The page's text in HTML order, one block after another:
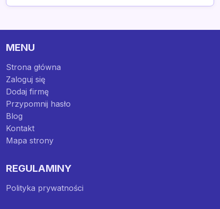
MENU
Strona główna
Zaloguj się
Dodaj firmę
Przypomnij hasło
Blog
Kontakt
Mapa strony
REGULAMINY
Polityka prywatności